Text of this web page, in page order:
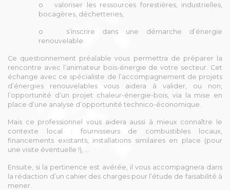
o valoriser les ressources forestières, industrielles,
bocagères, déchetteries,
o s’inscrire dans une démarche d’énergie
renouvelable.
Ce questionnement préalable vous permettra de préparer la
rencontre avec l’animateur bois-énergie de votre secteur. Cet
échange avec ce spécialiste de l’accompagnement de projets
d’énergies renouvelables vous aidera à valider, ou non,
l’opportunité d’un projet chaleur-énergie-bois, via la mise en
place d’une analyse d’opportunité technico-économique.
Mais ce professionnel vous aidera aussi à mieux connaître le
contexte local : fournisseurs de combustibles locaux,
financements existants, installations similaires en place (pour
une visite éventuelle !), …
Ensuite, si la pertinence est avérée, il vous accompagnera dans
la rédaction d’un cahier des charges pour l’étude de faisabilité à
mener.